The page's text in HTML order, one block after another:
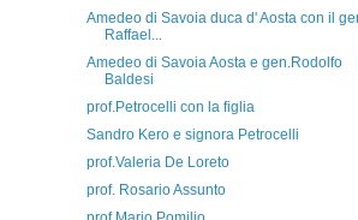
Amedeo di Savoia duca d' Aosta con il
Raffael...
Amedeo di Savoia Aosta e gen.Rodolfo
Baldesi
prof.Petrocelli con la figlia
Sandro Kero e signora Petrocelli
prof.Valeria De Loreto
prof. Rosario Assunto